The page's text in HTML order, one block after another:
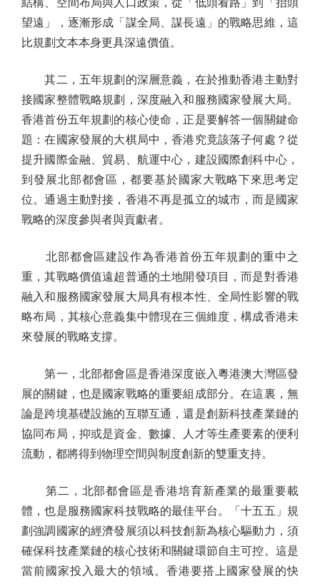
結構、空間布局與人口政策，從「低頭看路」到「抬頭
望遠」，逐漸形成「謀全局、謀長遠」的戰略思維，這
比規劃文本本身更具深遠價值。
其二，五年規劃的深層意義，在於推動香港主動對
接國家整體戰略規劃，深度融入和服務國家發展大局。
香港首份五年規劃的核心使命，正是要解答一個關鍵命
題：在國家發展的大棋局中，香港究竟該落子何處？從
提升國際金融、貿易、航運中心，建設國際創科中心，
到發展北部都會區，都要基於國家大戰略下來思考定
位。通過主動對接，香港不再是孤立的城市，而是國家
戰略的深度參與者與貢獻者。
北部都會區建設作為香港首份五年規劃的重中之
重，其戰略價值遠超普通的土地開發項目，而是對香港
融入和服務國家發展大局具有根本性、全局性影響的戰
略布局，其核心意義集中體現在三個維度，構成香港未
來發展的戰略支撐。
第一，北部都會區是香港深度嵌入粵港澳大灣區發
展的關鍵，也是國家戰略的重要組成部分。在這裏，無
論是跨境基礎設施的互聯互通，還是創新科技產業鏈的
協同布局，抑或是資金、數據、人才等生產要素的便利
流動，都將得到物理空間與制度創新的雙重支持。
第二，北部都會區是香港培育新產業的最重要載
體，也是服務國家科技戰略的最佳平台。「十五五」規
劃強調國家的經濟發展須以科技創新為核心驅動力，須
確保科技產業鏈的核心技術和關鍵環節自主可控。這是
當前國家投入最大的領域。香港要搭上國家發展的快